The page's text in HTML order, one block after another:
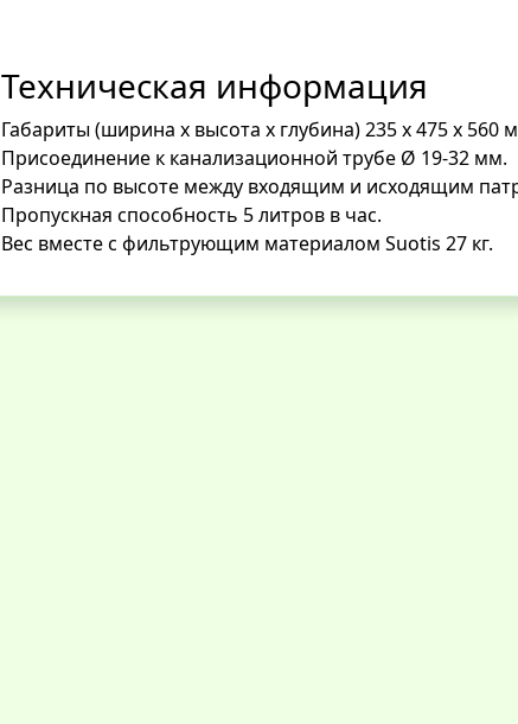
Техническая информация
Габариты (ширина x высота x глубина) 235 x 475 x 560
Присоединение к канализационной трубе Ø 19-32 мм.
Разница по высоте между входящим и исходящим
Пропускная способность 5 литров в час.
Вес вместе с фильтрующим материалом Suotis 27 кг.